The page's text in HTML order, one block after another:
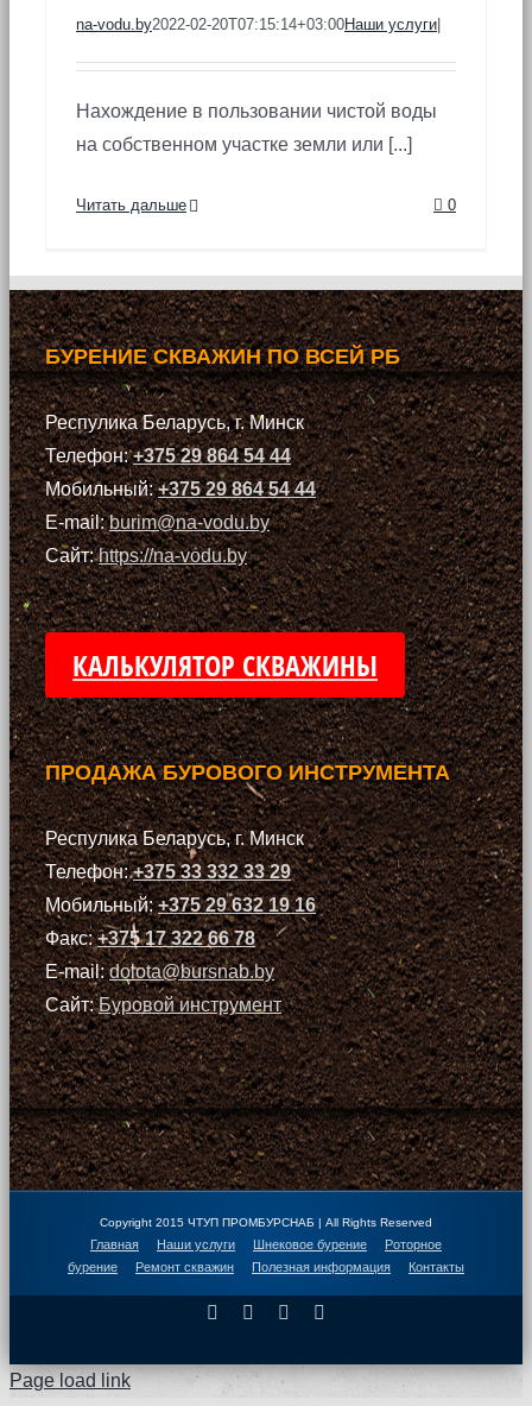
na-vodu.by2022-02-20T07:15:14+03:00Наши услуги
Нахождение в пользовании чистой воды
на собственном участке земли или [...]
Читать дальше 0
БУРЕНИЕ СКВАЖИН ПО ВСЕЙ РБ
Респулика Беларусь, г. Минск
Телефон:+375 29 864 54 44
Мобильный:+375 29 864 54 44
E-mail:burim@na-vodu.by
Сайт:https://na-vodu.by
КАЛЬКУЛЯТОР СКВАЖИНЫ
ПРОДАЖА БУРОВОГО ИНСТРУМЕНТА
Респулика Беларусь, г. Минск
Телефон:+375 33 332 33 29
Мобильный:+375 29 632 19 16
Факс:+375 17 322 66 78
E-mail:dolota@bursnab.by
Сайт:Буровой инструмент
Copyright 2015 ЧТУП ПРОМБУРСНАБ | All Rights Reserved
Главная Наши услуги Шнековое бурение
Роторное
бурение
Ремонт скважин Полезная информация Контакты
Facebook Instagram
Page load link